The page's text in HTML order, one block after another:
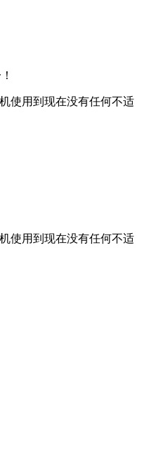
使用到现在没有任何不适
使用到现在没有任何不适